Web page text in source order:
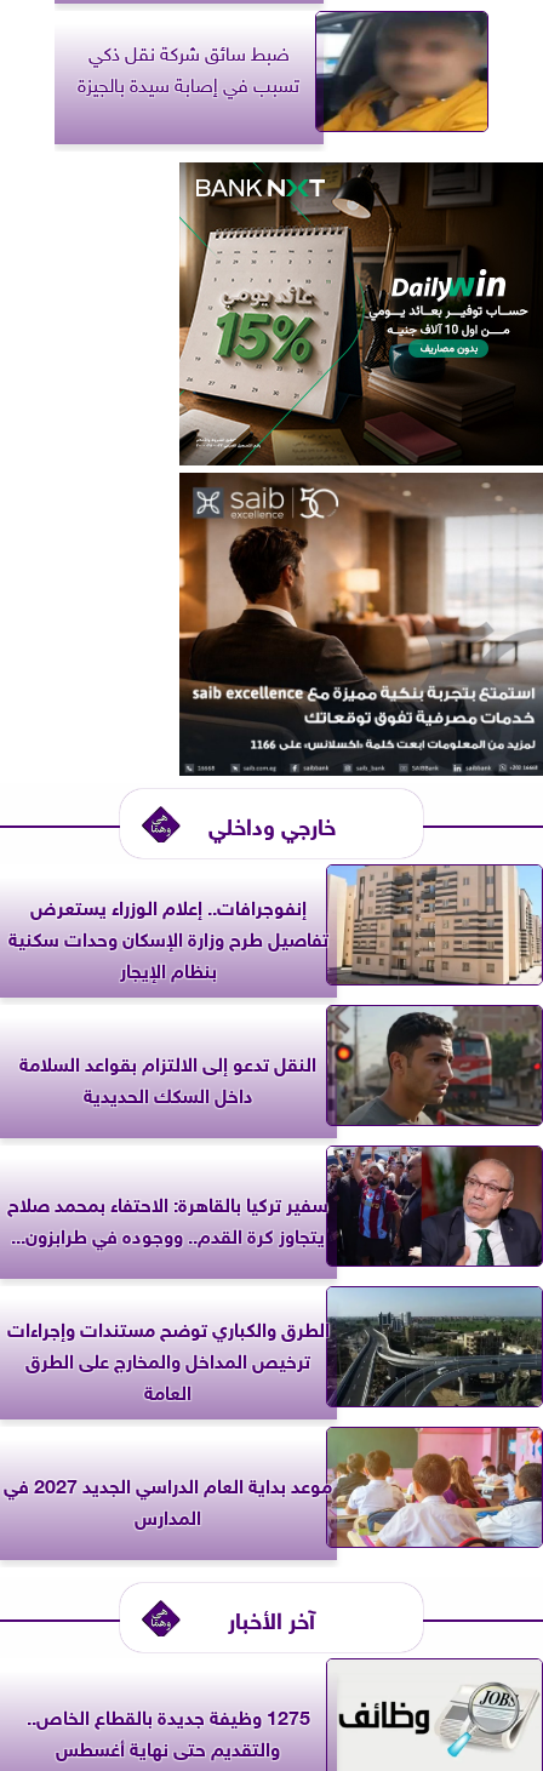
ضبط سائق شركة نقل ذكي
تسبب في إصابة سيدة بالجيزة
خارجي وداخلي
إنفوجرافات.. إعلام الوزراء يستعرض
تفاصيل طرح وزارة الإسكان وحدات سكنية
بنظام الإيجار
النقل تدعو إلى الالتزام بقواعد السلامة
داخل السكك الحديدية
سفير تركيا بالقاهرة: الاحتفاء بمحمد صلاح
يتجاوز كرة القدم.. ووجوده في طرابزون...
الطرق والكباري توضح مستندات وإجراءات
ترخيص المداخل والمخارج على الطرق
العامة
موعد بداية العام الدراسي الجديد 2027 في
المدارس
آخر الأخبار
1275 وظيفة جديدة بالقطاع الخاص..
والتقديم حتى نهاية أغسطس